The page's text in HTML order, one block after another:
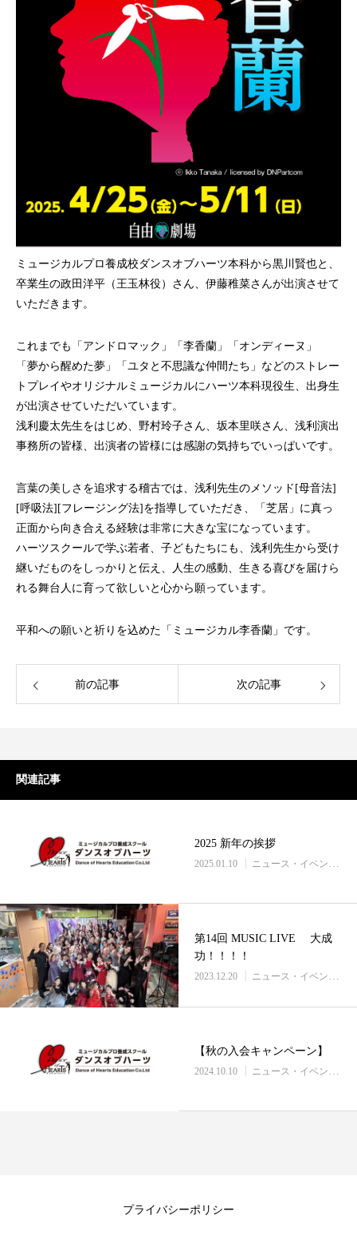
ミュージカルプロ養成校ダンスオブハーツ本科から黒川賢也と、
卒業生の政田洋平（王玉林役）さん、伊藤稚菜さんが出演させて
いただきます。
これまでも「アンドロマック」「李香蘭」「オンディーヌ」
「夢から醒めた夢」「ユタと不思議な仲間たち」などのストレー
トプレイやオリジナルミュージカルにハーツ本科現役生、出身生
が出演させていただいています。
浅利慶太先生をはじめ、野村玲子さん、坂本里咲さん、浅利演出
事務所の皆様、出演者の皆様には感謝の気持ちでいっぱいです。
言葉の美しさを追求する稽古では、浅利先生のメソッド[母音法]
[呼吸法][フレージング法]を指導していただき、「芝居」に真っ
正面から向き合える経験は非常に大きな宝になっています。
ハーツスクールで学ぶ若者、子どもたちにも、浅利先生から受け
継いだものをしっかりと伝え、人生の感動、生きる喜びを届けら
れる舞台人に育って欲しいと心から願っています。
平和への願いと祈りを込めた「ミュージカル李香蘭」です。
前の記事 次の記事
関連記事
2025 新年の挨拶
2025.01.10 ニュース・イベント情報
第14回 MUSIC LIVE 大成
功！！！！
2023.12.20 ニュース・イベント情報
【秋の入会キャンペーン】
2024.10.10 ニュース・イベント情報
プライバシーポリシー